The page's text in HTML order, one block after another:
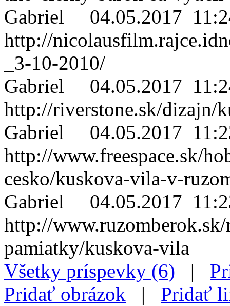
Gabriel 04.05.2017
http://
_3-10-2010/
Gabriel 04.05.2017
http://riverstone.sk/dizajn/
Gabriel 04.05.2017
http://www.freespace.sk/
cesko/kuskova-vila-v-
Gabriel 04.05.2017
http://
pamiatky/kuskova-vila
Všetky príspevky (6) |
Pridať obrázok | Pridať